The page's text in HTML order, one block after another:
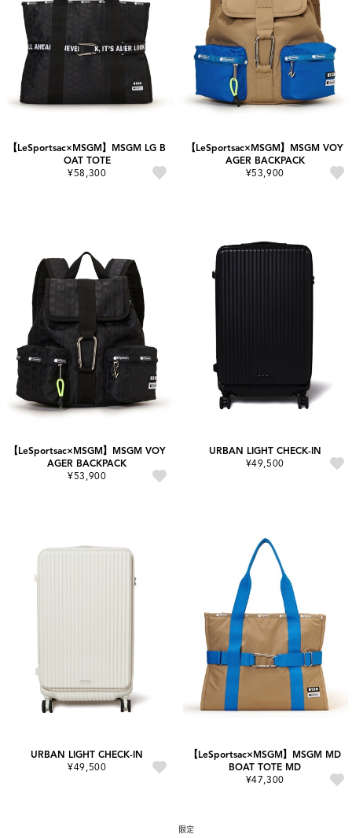
【LeSportsac×MSGM】MSGM LG B
OAT TOTE
¥58,300
【LeSportsac×MSGM】MSGM VOY
AGER BACKPACK
¥53,900
【LeSportsac×MSGM】MSGM VOY
AGER BACKPACK
¥53,900
URBAN LIGHT CHECK-IN
¥49,500
URBAN LIGHT CHECK-IN
¥49,500
【LeSportsac×MSGM】MSGM MD
BOAT TOTE MD
¥47,300
限定